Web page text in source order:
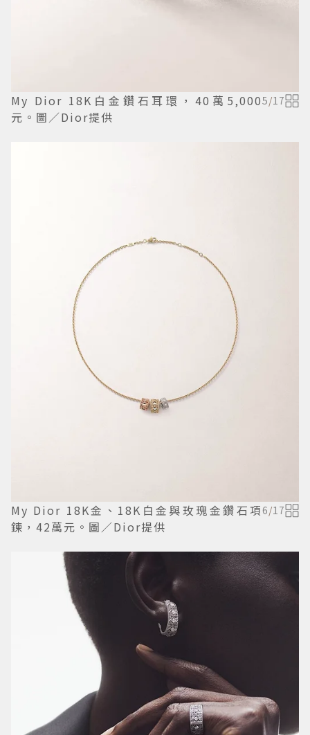
My Dior 18K白金鑽石耳環，40萬5,000
元。圖／Dior提供
5/17
My Dior 18K金、18K白金與玫瑰金鑽石項
鍊，42萬元。圖／Dior提供
6/17